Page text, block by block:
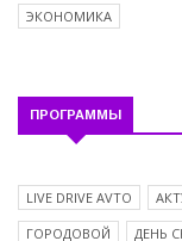
ЭКОНОМИКА
ПРОГРАММЫ
LIVE DRIVE AVTO
ГОРОДОВОЙ
ДЕНЬ